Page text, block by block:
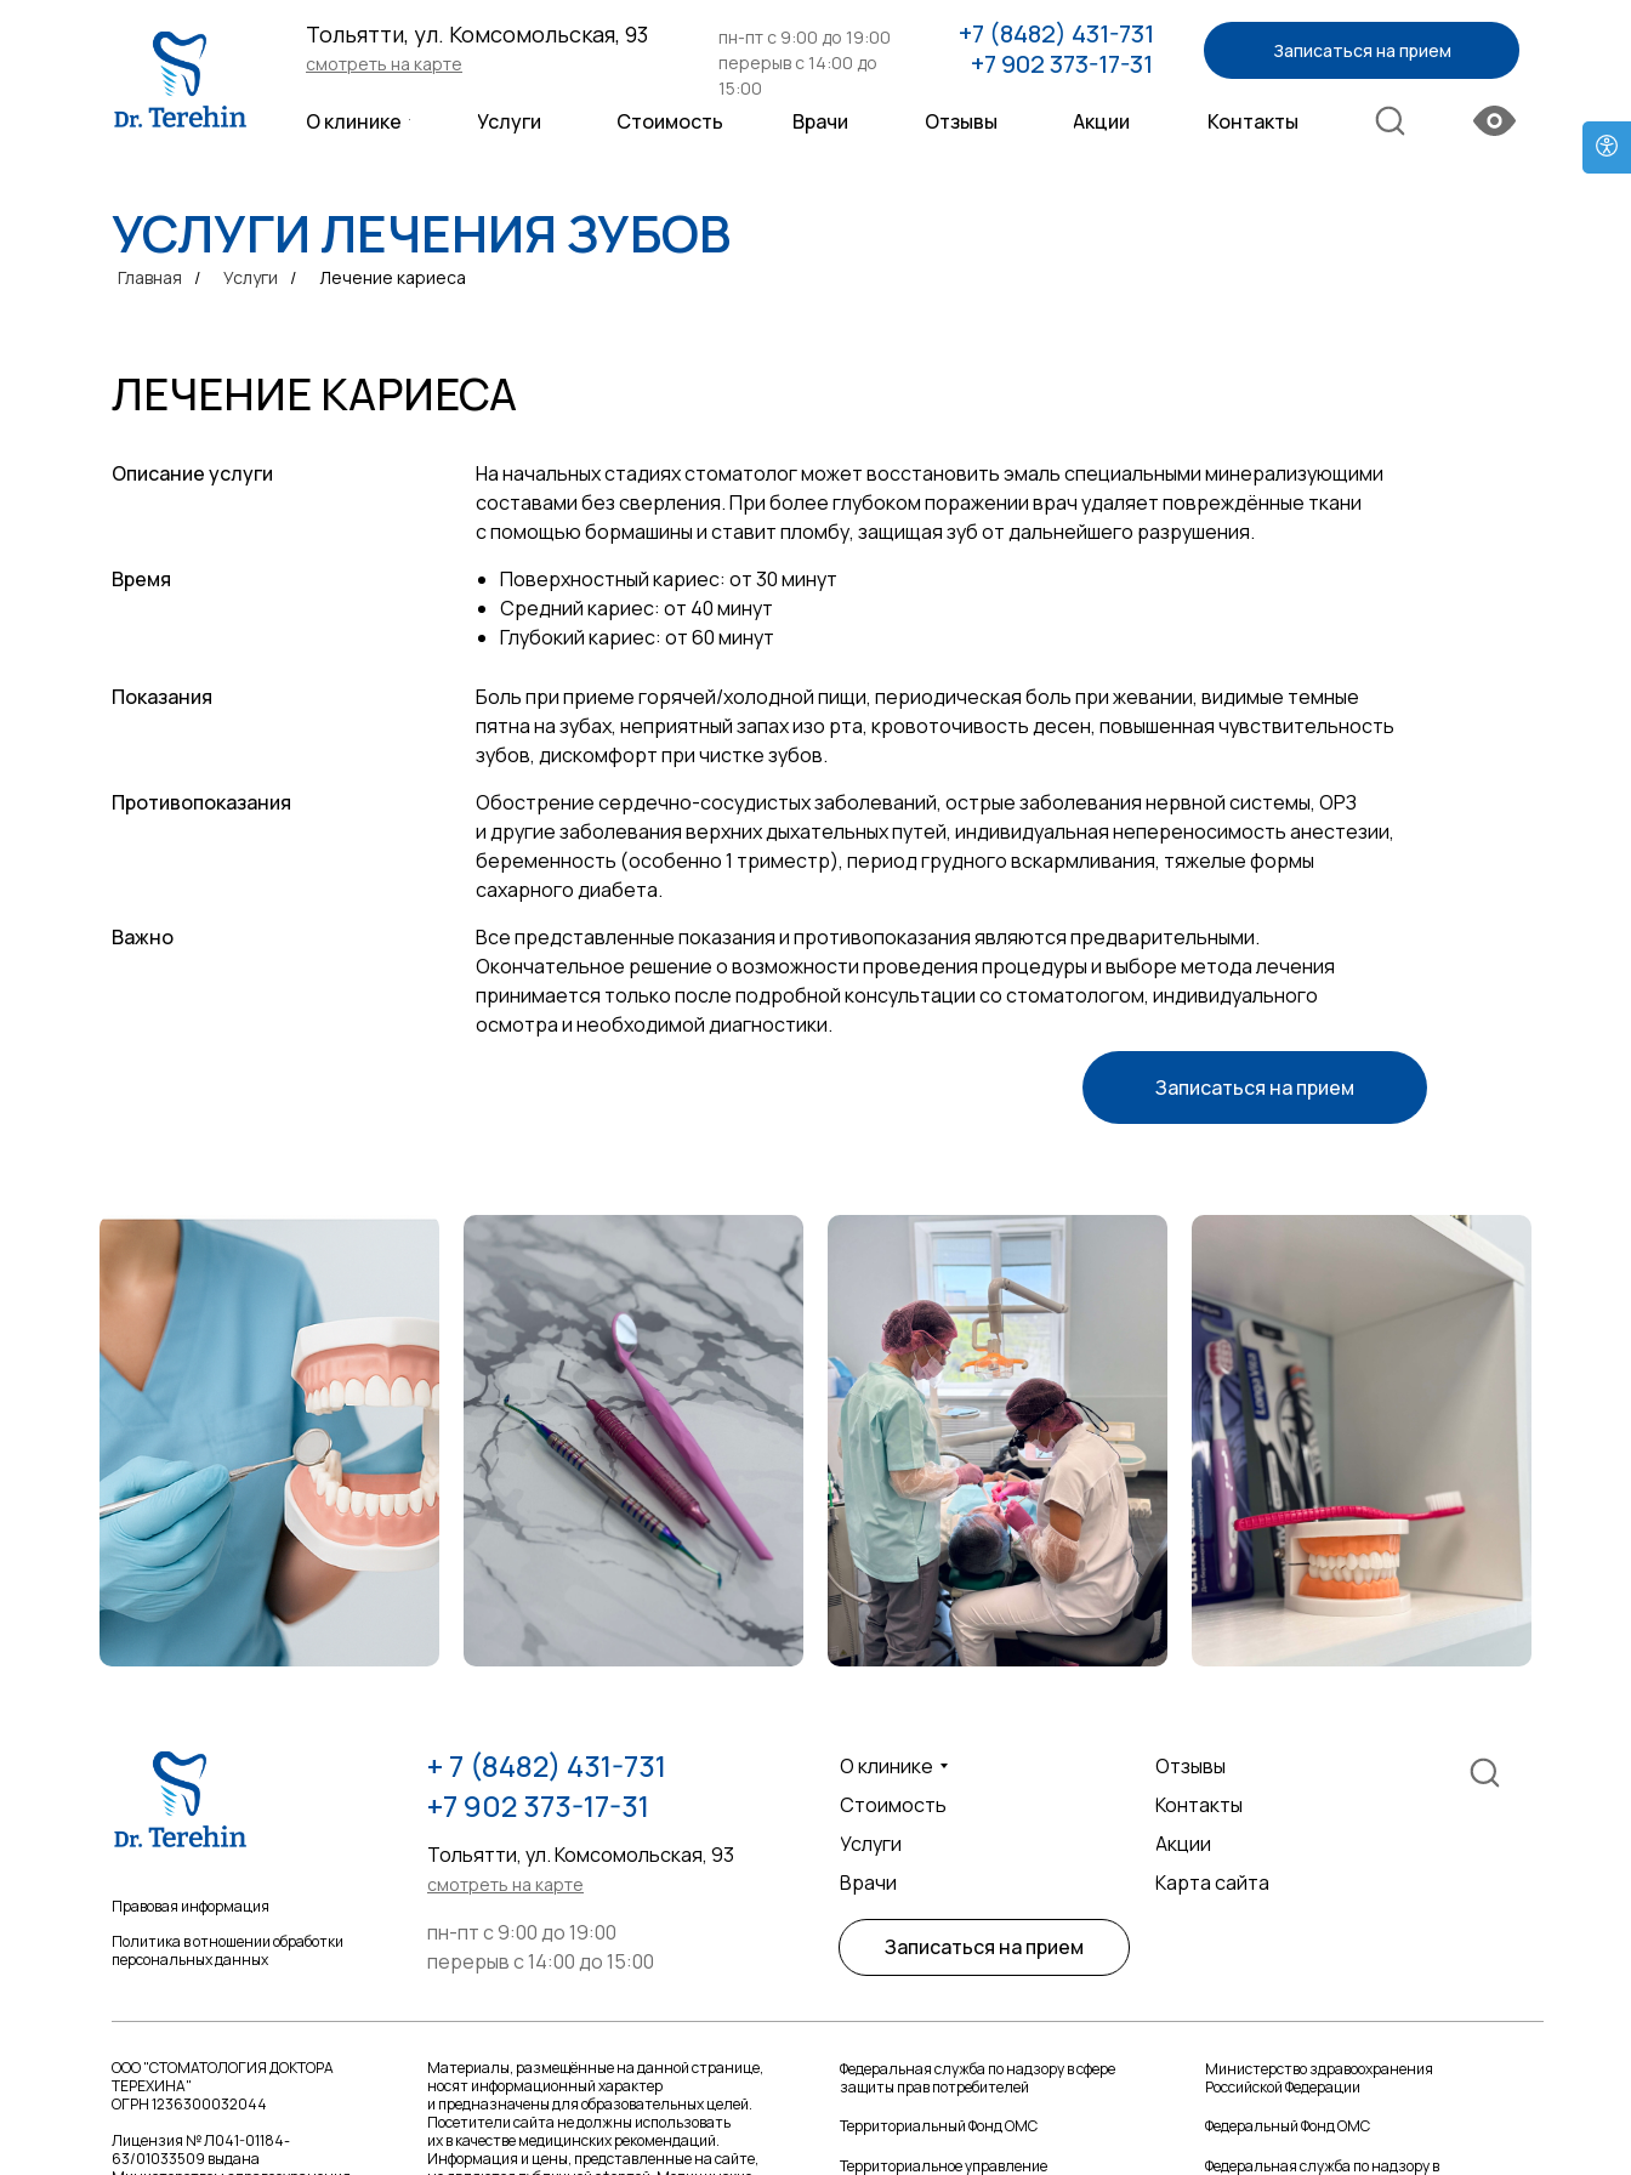
пн-пт с 9:00 до 19:00
перерыв с 14:00 до
15:00
смотреть на карте +7 902 373-17-31
+7 (8482) 431-731
​Тольятти, ул. Комсомольская, 93
Записаться на прием
Акции Контакты
Отзывы
Врачи
Стоимость
Услуги
О клинике
УСЛУГИ ЛЕЧЕНИЯ ЗУБОВ
Главная / Услуги / Лечение кариеса
ЛЕЧЕНИЕ КАРИЕСА
Описание услуги
На начальных стадиях стоматолог может восстановить эмаль специальными минерализующими
составами без сверления. При более глубоком поражении врач удаляет повреждённые ткани
с помощью бормашины и ставит пломбу, защищая зуб от дальнейшего разрушения.
Время
Поверхностный кариес: от 30 минут
Средний кариес: от 40 минут
Глубокий кариес: от 60 минут
Показания
Боль при приеме горячей/холодной пищи, периодическая боль при жевании, видимые темные
пятна на зубах, неприятный запах изо рта, кровоточивость десен, повышенная чувствительность
зубов, дискомфорт при чистке зубов.
Противопоказания
Обострение сердечно-сосудистых заболеваний, острые заболевания нервной системы, ОРЗ
и другие заболевания верхних дыхательных путей, индивидуальная непереносимость анестезии,
беременность (особенно 1 триместр), период грудного вскармливания, тяжелые формы
сахарного диабета.
Важно
Все представленные показания и противопоказания являются предварительными.
Окончательное решение о возможности проведения процедуры и выборе метода лечения
принимается только после подробной консультации со стоматологом, индивидуального
осмотра и необходимой диагностики.
Записаться на прием
Материалы, размещённые на данной странице,
носят информационный характер
и предназначены для образовательных целей.
Посетители сайта не должны использовать
их в качестве медицинских рекомендаций.
Информация и цены, представленные на сайте,
ООО "СТОМАТОЛОГИЯ ДОКТОРА
ТЕРЕХИНА"
ОГРН 1236300032044
Лицензия № Л041-01184-
63/01033509 выдана
пн-пт с 9:00 до 19:00
перерыв с 14:00 до 15:00
смотреть на карте
+7 902 373-17-31
+ 7 (8482) 431-731
​Тольятти, ул. Комсомольская, 93
Записаться на прием
Карта сайта
Акции
Контакты
Отзывы
Врачи
Стоимость
Услуги
Территориальное управление
Территориальный Фонд ОМС
Федеральная служба по надзору в
Федеральный Фонд ОМС
Министерство здравоохранения
Российской Федерации
Федеральная служба по надзору в сфере
защиты прав потребителей
Политика в отношении обработки
персональных данных
Правовая информация
О клинике